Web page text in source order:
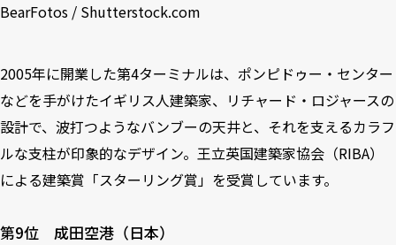
BearFotos / Shutterstock.com
2005年に開業した第4ターミナルは、ポンピドゥー・センター
などを手がけたイギリス人建築家、リチャード・ロジャースの
設計で、波打つようなバンブーの天井と、それを支えるカラフ
ルな支柱が印象的なデザイン。王立英国建築家協会（RIBA）
による建築賞「スターリング賞」を受賞しています。
第9位 成田空港（日本）